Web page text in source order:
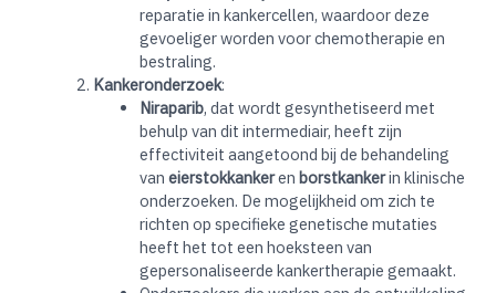
reparatie in kankercellen, waardoor deze
gevoeliger worden voor chemotherapie en
bestraling.
Kankeronderzoek:
Niraparib, dat wordt gesynthetiseerd met
behulp van dit intermediair, heeft zijn
effectiviteit aangetoond bij de behandeling
van eierstokkankeren borstkankerin klinische
onderzoeken. De mogelijkheid om zich te
richten op specifieke genetische mutaties
heeft het tot een hoeksteen van
gepersonaliseerde kankertherapie gemaakt.